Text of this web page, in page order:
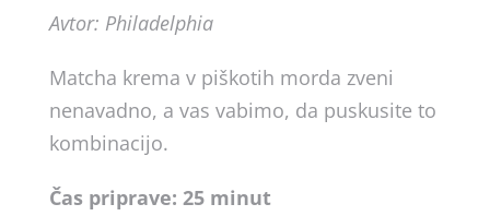
Avtor: Philadelphia
Matcha krema v piškotih morda zveni
nenavadno, a vas vabimo, da puskusite to
kombinacijo.
Čas priprave: 25 minut